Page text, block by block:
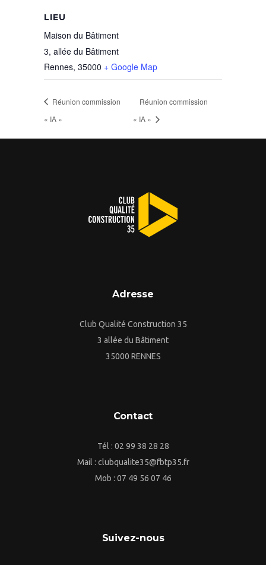
LIEU
Maison du Bâtiment
3, allée du Bâtiment
Rennes, 35000 + Google Map
Réunion commission
« IA »
Réunion commission
« IA »
Adresse
Club Qualité Construction 35
3 allée du Bâtiment
35000 RENNES
Contact
Tél : 02 99 38 28 28
Mail : clubqualite35@fbtp35.fr
Mob : 07 49 56 07 46
Suivez-nous